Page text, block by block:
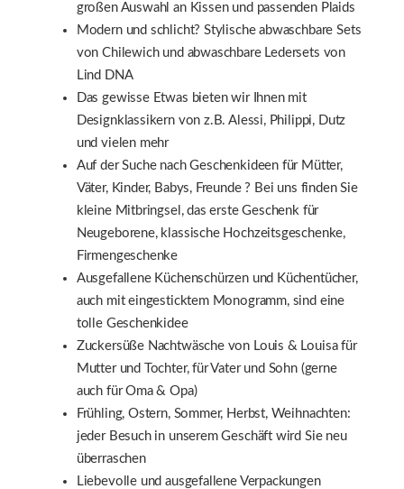
großen Auswahl an Kissen und passenden Plaids
Modern und schlicht? Stylische abwaschbare Sets
von Chilewich und abwaschbare Ledersets von
Lind DNA
Das gewisse Etwas bieten wir Ihnen mit
Designklassikern von z.B. Alessi, Philippi, Dutz
und vielen mehr
Auf der Suche nach Geschenkideen für Mütter,
Väter, Kinder, Babys, Freunde ? Bei uns finden Sie
kleine Mitbringsel, das erste Geschenk für
Neugeborene, klassische Hochzeitsgeschenke,
Firmengeschenke
Ausgefallene Küchenschürzen und Küchentücher,
auch mit eingesticktem Monogramm, sind eine
tolle Geschenkidee
Zuckersüße Nachtwäsche von Louis & Louisa für
Mutter und Tochter, für Vater und Sohn (gerne
auch für Oma & Opa)
Frühling, Ostern, Sommer, Herbst, Weihnachten:
jeder Besuch in unserem Geschäft wird Sie neu
überraschen
Liebevolle und ausgefallene Verpackungen